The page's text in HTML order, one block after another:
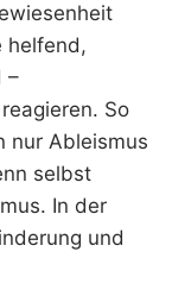
helfend,
–
So
nur Ableismus
selbst
In der
und